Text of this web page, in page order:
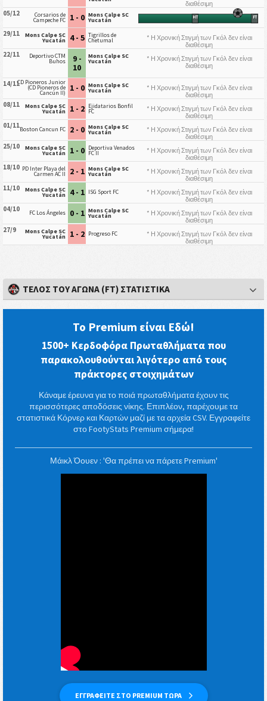
διαθέσιμη
05/12
Corsarios de
Campeche FC 1 - 0 Mons Calpe SC
Yucatán HT FT
29/11 Mons Calpe SC
Yucatán 4 - 5 Tigrillos de
Chetumal
* Η Χρονική Στιγμή των Γκόλ δεν είναι
διαθέσιμη
22/11
Deportivo CTM
Buhos
9 -
10
Mons Calpe SC
Yucatán
* Η Χρονική Στιγμή των Γκόλ δεν είναι
διαθέσιμη
14/11CD Pioneros Junior
(CD Pioneros de
Cancún II) 1 - 0 Mons Calpe SC
Yucatán
* Η Χρονική Στιγμή των Γκόλ δεν είναι
διαθέσιμη
08/11
Mons Calpe SC
Yucatán 1 - 2 Ejidatarios Bonfil
FC
* Η Χρονική Στιγμή των Γκόλ δεν είναι
διαθέσιμη
01/11Boston Cancun FC 2 - 0 Mons Calpe SC
Yucatán
* Η Χρονική Στιγμή των Γκόλ δεν είναι
διαθέσιμη
25/10
Mons Calpe SC
Yucatán 1 - 0 Deportiva Venados
FC II
* Η Χρονική Στιγμή των Γκόλ δεν είναι
διαθέσιμη
18/10 PD Inter Playa del
Carmen AC II 2 - 1 Mons Calpe SC
Yucatán
* Η Χρονική Στιγμή των Γκόλ δεν είναι
διαθέσιμη
11/10
Mons Calpe SC
Yucatán 4 - 1 ISG Sport FC
* Η Χρονική Στιγμή των Γκόλ δεν είναι
διαθέσιμη
04/10
FC Los Ángeles 0 - 1 Mons Calpe SC
Yucatán
* Η Χρονική Στιγμή των Γκόλ δεν είναι
διαθέσιμη
27/9
Mons Calpe SC
Yucatán 1 - 2 Progreso FC
* Η Χρονική Στιγμή των Γκόλ δεν είναι
διαθέσιμη
ΤΈΛΟΣ ΤΟΥ ΑΓΏΝΑ (FT) ΣΤΑΤΙΣΤΙΚΆ
Το Premium είναι Εδώ!
1500+ Κερδοφόρα Πρωταθλήματα που
παρακολουθούνται λιγότερο από τους
πράκτορες στοιχημάτων
Κάναμε έρευνα για το ποιά πρωταθλήματα έχουν τις
περισσότερες αποδόσεις νίκης. Επιπλέον, παρέχουμε τα
στατιστικά Κόρνερ και Καρτών μαζί με τα αρχεία CSV. Εγγραφείτε
στο FootyStats Premium σήμερα!
ΕΓΓΡΑΦΕΙΤΕ ΣΤΟ PREMIUM ΤΩΡΑ
Μάικλ Όουεν : 'Θα πρέπει να πάρετε Premium'